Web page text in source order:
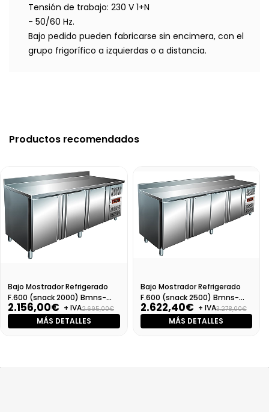
Tensión de trabajo: 230 V 1+N
- 50/60 Hz.
Bajo pedido pueden fabricarse sin encimera, con el
grupo frigorífico a izquierdas o a distancia.
Productos recomendados
Bajo Mostrador Refrigerado
F.600 (snack 2000) Bmns-
2000 (derecha)
2.156,00€ + IVA2.695,00€
MÁS DETALLES
Bajo Mostrador Refrigerado
F.600 (snack 2500) Bmns-
2500 (derecha )
2.622,40€ + IVA3.278,00€
MÁS DETALLES